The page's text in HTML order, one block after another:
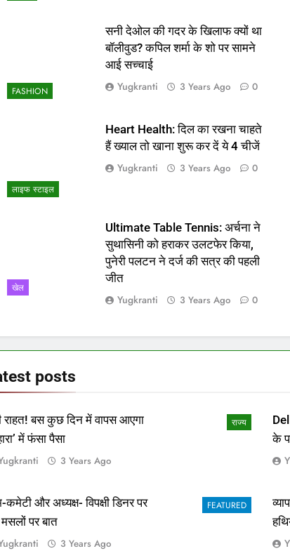
FASHION
सनी देओल की गदर के खिलाफ क्यों था
बॉलीवुड? कपिल शर्मा के शो पर सामने
आई सच्चाई
Yugkranti 3 Years Ago 0
लाइफ स्टाइल
Heart Health: दिल का रखना चाहते
हैं ख्याल तो खाना शुरू कर दें ये 4 चीजें
Yugkranti 3 Years Ago 0
खेल
Ultimate Table Tennis: अर्चना ने
सुथासिनी को हराकर उलटफेर किया,
पुनेरी पलटन ने दर्ज की सत्र की पहली
जीत
Yugkranti 3 Years Ago 0
posts
राज्य
राहत! बस कुछ दिन में वापस आएगा
में फंसा पैसा
3 Years Ago
के
FEATURED
कमेटी और अध्यक्ष- विपक्षी डिनर पर
पर बात
3 Years Ago